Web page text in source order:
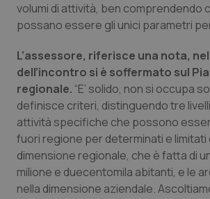
Lombardia
Marche
Molise
Piemonte
Provincia Autonoma di
Dolore
Donna & Salute
Epatiti
HIV
Infezioni & Febbre
volumi di attività, ben comprendendo
possano essere gli unici parametri
L’assessore, riferisce una nota,
dell’incontro si è soffermato sul
regionale. “E’ solido, non si occupa
definisce criteri, distinguendo tre
attività specifiche che possono
fuori regione per determinati e limitati
dimensione regionale, che è fatta di
milione e duecentomila abitanti, e le
nella dimensione aziendale.